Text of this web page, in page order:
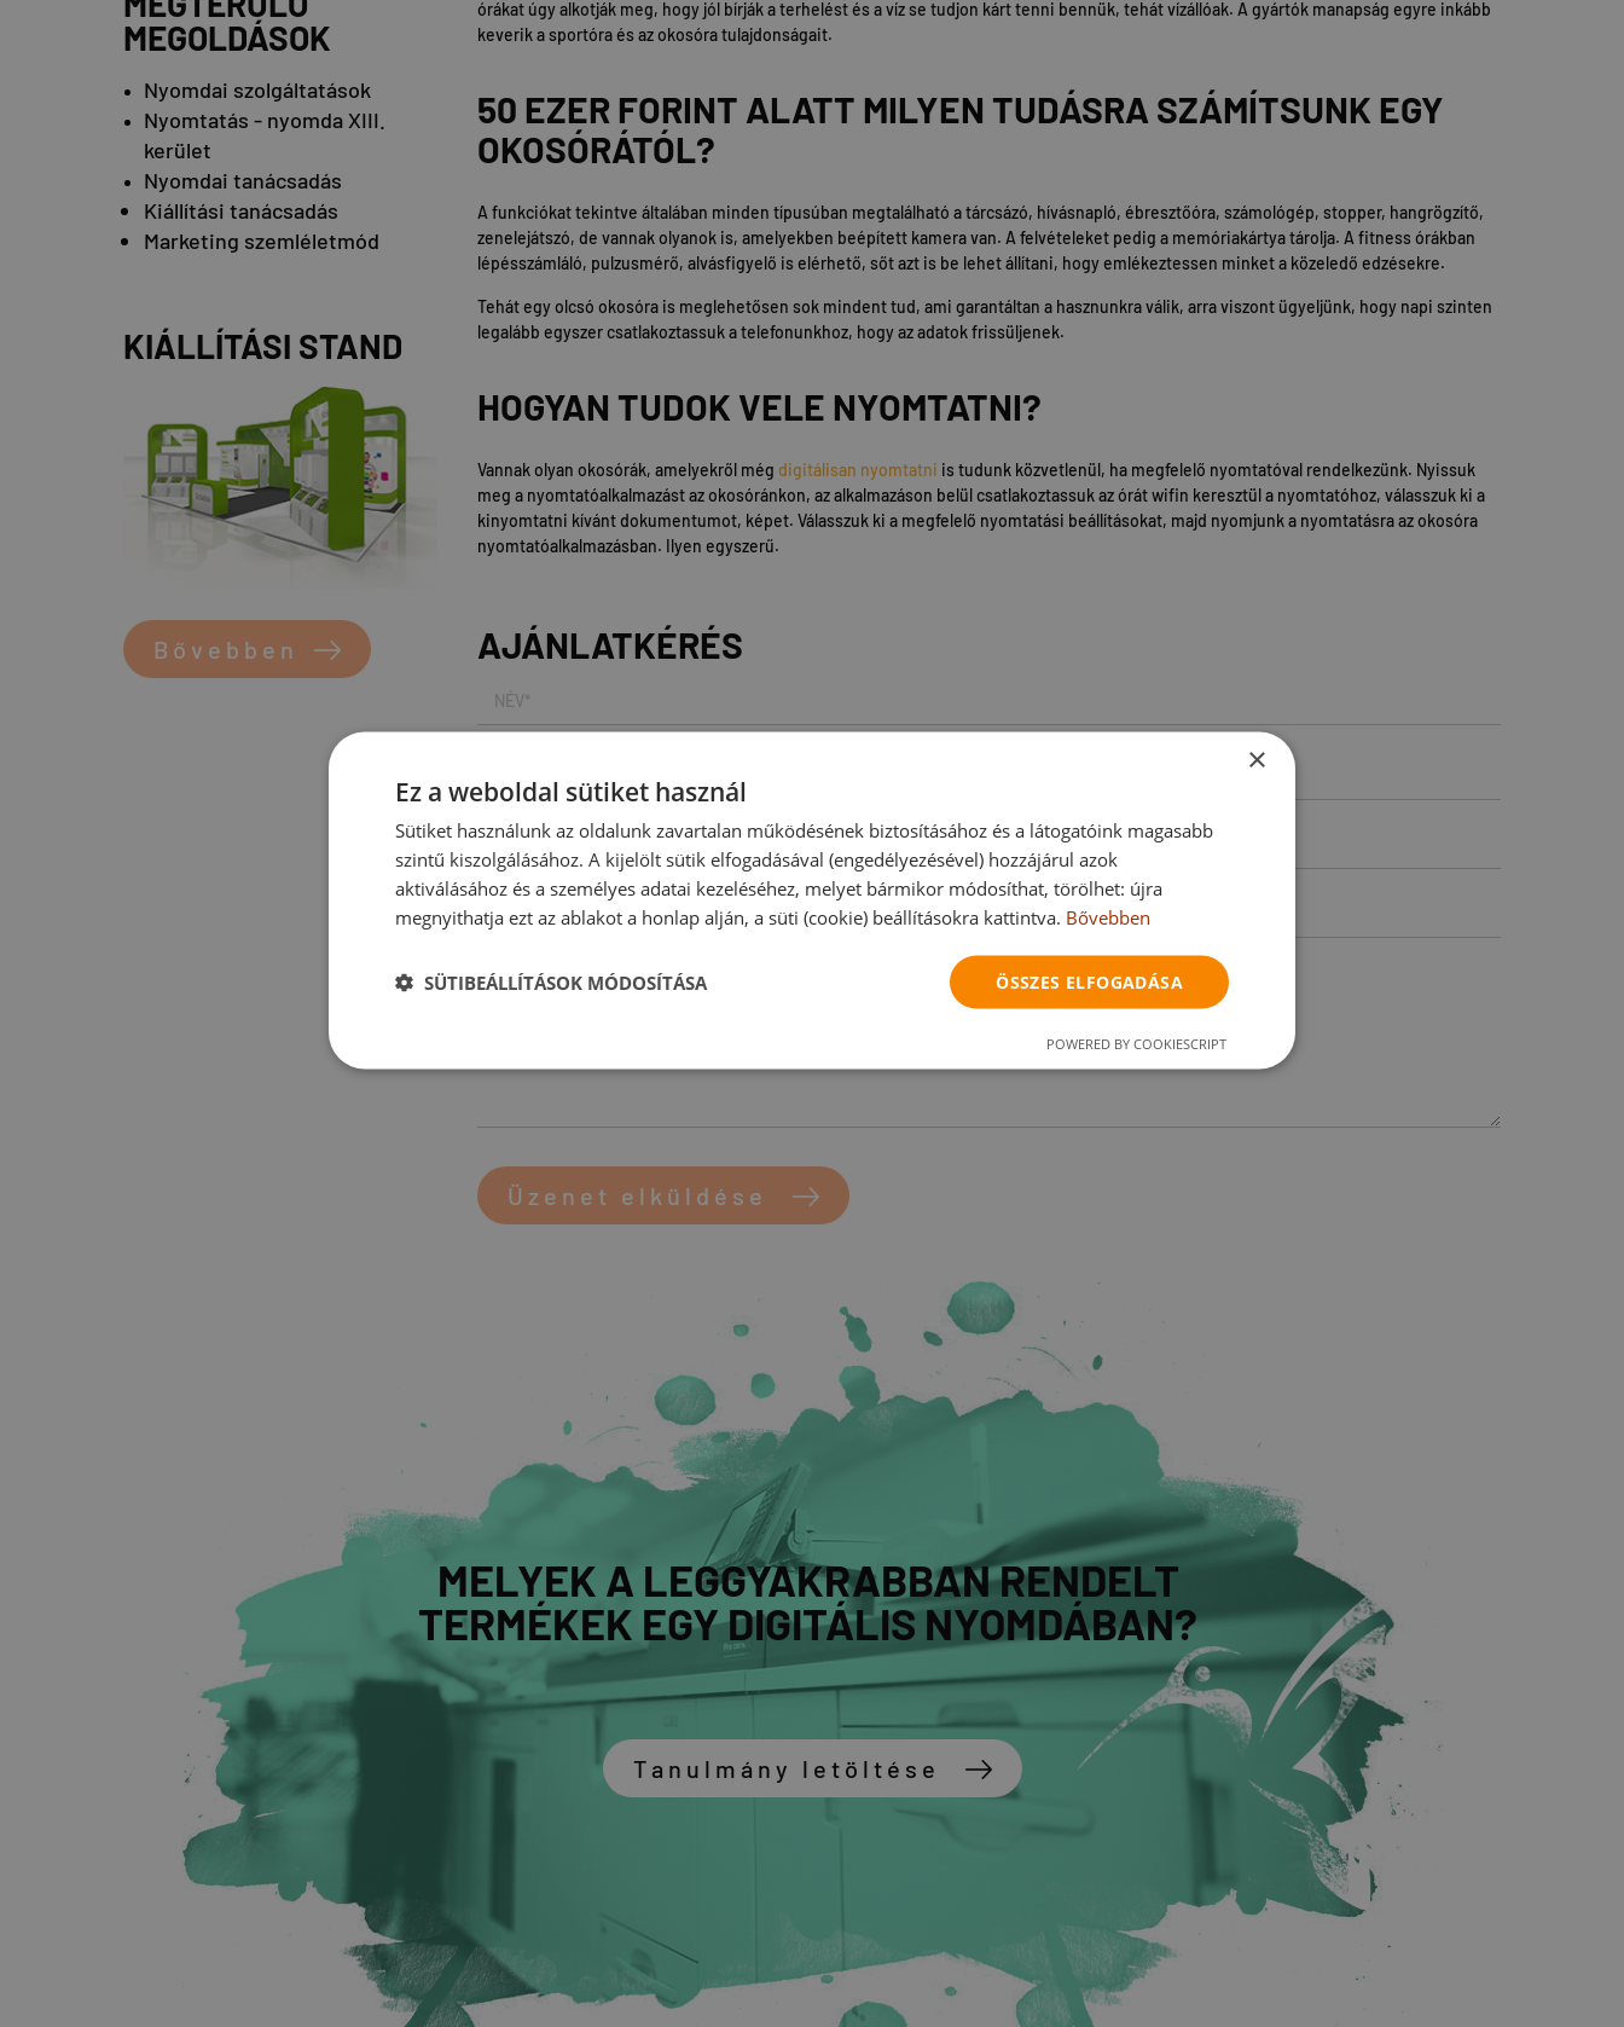
MEGOLDÁSOK
Nyomdai szolgáltatások
Nyomtatás - nyomda XIII.
kerület
Nyomdai tanácsadás
Kiállítási tanácsadás
Marketing szemléletmód
KIÁLLÍTÁSI STAND
Bővebben
órákat úgy alkotják meg, hogy jól bírják a terhelést és a víz se tudjon kárt tenni bennük, tehát vízállóak. A gyártók manapság egyre inkább
keverik a sportóra és az okosóra tulajdonságait.
50 EZER FORINT ALATT MILYEN TUDÁSRA SZÁMÍTSUNK EGY
OKOSÓRÁTÓL?
A funkciókat tekintve általában minden típusúban megtalálható a tárcsázó, hívásnapló, ébresztőóra, számológép, stopper, hangrögzítő,
zenelejátszó, de vannak olyanok is, amelyekben beépített kamera van. A felvételeket pedig a memóriakártya tárolja. A fitness órákban
lépésszámláló, pulzusmérő, alvásfigyelő is elérhető, sőt azt is be lehet állítani, hogy emlékeztessen minket a közeledő edzésekre.
Tehát egy olcsó okosóra is meglehetősen sok mindent tud, ami garantáltan a hasznunkra válik, arra viszont ügyeljünk, hogy napi szinten
legalább egyszer csatlakoztassuk a telefonunkhoz, hogy az adatok frissüljenek.
HOGYAN TUDOK VELE NYOMTATNI?
Vannak olyan okosórák, amelyekről még digitálisan nyomtatni is tudunk közvetlenül, ha megfelelő nyomtatóval rendelkezünk. Nyissuk
meg a nyomtatóalkalmazást az okosóránkon, az alkalmazáson belül csatlakoztassuk az órát wifin keresztül a nyomtatóhoz, válasszuk ki a
kinyomtatni kívánt dokumentumot, képet. Válasszuk ki a megfelelő nyomtatási beállításokat, majd nyomjunk a nyomtatásra az okosóra
nyomtatóalkalmazásban. Ilyen egyszerű.
AJÁNLATKÉRÉS
Üzenet elküldése
MELYEK A LEGGYAKRABBAN RENDELT
TERMÉKEK EGY DIGITÁLIS NYOMDÁBAN?
Tanulmány letöltése
×
Ez a weboldal sütiket használ
Sütiket használunk az oldalunk zavartalan működésének biztosításához és a látogatóink magasabb
szintű kiszolgálásához. A kijelölt sütik elfogadásával (engedélyezésével) hozzájárul azok
aktiválásához és a személyes adatai kezeléséhez, melyet bármikor módosíthat, törölhet: újra
megnyithatja ezt az ablakot a honlap alján, a süti (cookie) beállításokra kattintva. Bővebben
ÖSSZES ELFOGADÁSA
SÜTIBEÁLLÍTÁSOK MÓDOSÍTÁSA
POWERED BY COOKIESCRIPT